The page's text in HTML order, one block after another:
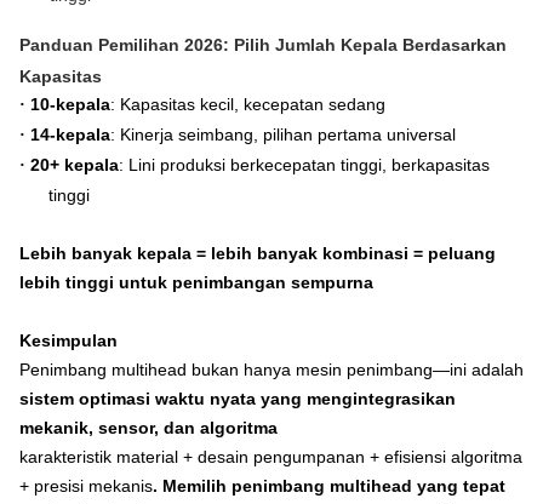
Panduan Pemilihan 2026: Pilih Jumlah Kepala Berdasarkan
Kapasitas
· 10-kepala: Kapasitas kecil, kecepatan sedang
· 14-kepala: Kinerja seimbang, pilihan pertama universal
· 20+ kepala: Lini produksi berkecepatan tinggi, berkapasitas
tinggi
Lebih banyak kepala = lebih banyak kombinasi = peluang
lebih tinggi untuk penimbangan sempurna
Kesimpulan
Penimbang multihead bukan hanya mesin penimbang—ini adalah
sistem optimasi waktu nyata yang mengintegrasikan
mekanik, sensor, dan algoritma
karakteristik material + desain pengumpanan + efisiensi algoritma
+ presisi mekanis. Memilih penimbang multihead yang tepat